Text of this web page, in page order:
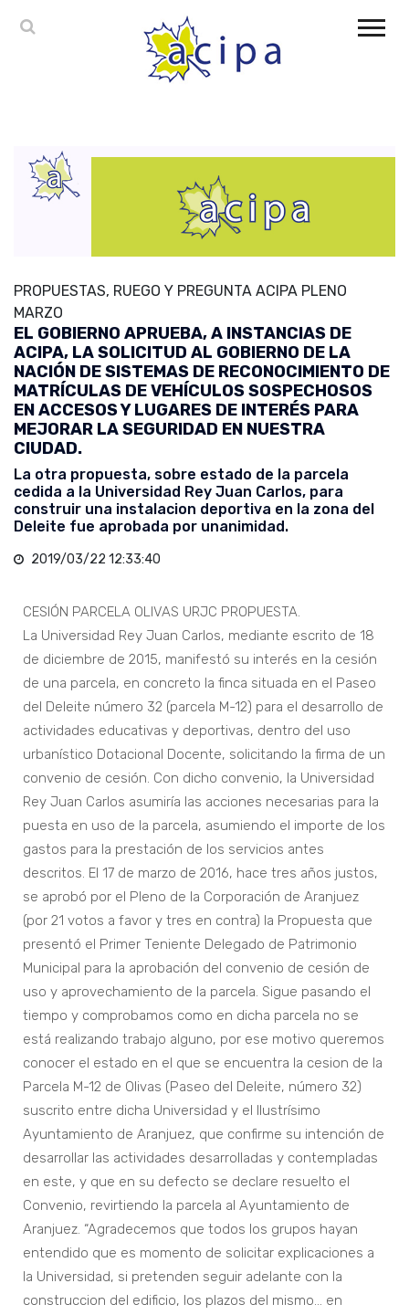
PROPUESTAS, RUEGO Y PREGUNTA ACIPA PLENO
MARZO
EL GOBIERNO APRUEBA, A INSTANCIAS DE
ACIPA, LA SOLICITUD AL GOBIERNO DE LA
NACIÓN DE SISTEMAS DE RECONOCIMIENTO DE
MATRÍCULAS DE VEHÍCULOS SOSPECHOSOS
EN ACCESOS Y LUGARES DE INTERÉS PARA
MEJORAR LA SEGURIDAD EN NUESTRA
CIUDAD.
La otra propuesta, sobre estado de la parcela
cedida a la Universidad Rey Juan Carlos, para
construir una instalacion deportiva en la zona del
Deleite fue aprobada por unanimidad.
2019/03/22 12:33:40
CESIÓN PARCELA OLIVAS URJC PROPUESTA.
La Universidad Rey Juan Carlos, mediante escrito de 18
de diciembre de 2015, manifestó su interés en la cesión
de una parcela, en concreto la finca situada en el Paseo
del Deleite número 32 (parcela M-12) para el desarrollo de
actividades educativas y deportivas, dentro del uso
urbanístico Dotacional Docente, solicitando la firma de un
convenio de cesión. Con dicho convenio, la Universidad
Rey Juan Carlos asumiría las acciones necesarias para la
puesta en uso de la parcela, asumiendo el importe de los
gastos para la prestación de los servicios antes
descritos. El 17 de marzo de 2016, hace tres años justos,
se aprobó por el Pleno de la Corporación de Aranjuez
(por 21 votos a favor y tres en contra) la Propuesta que
presentó el Primer Teniente Delegado de Patrimonio
Municipal para la aprobación del convenio de cesión de
uso y aprovechamiento de la parcela. Sigue pasando el
tiempo y comprobamos como en dicha parcela no se
está realizando trabajo alguno, por ese motivo queremos
conocer el estado en el que se encuentra la cesion de la
Parcela M-12 de Olivas (Paseo del Deleite, número 32)
suscrito entre dicha Universidad y el Ilustrísimo
Ayuntamiento de Aranjuez, que confirme su intención de
desarrollar las actividades desarrolladas y contempladas
en este, y que en su defecto se declare resuelto el
Convenio, revirtiendo la parcela al Ayuntamiento de
Aranjuez. “Agradecemos que todos los grupos hayan
entendido que es momento de solicitar explicaciones a
la Universidad, si pretenden seguir adelante con la
construccion del edificio, los plazos del mismo… en